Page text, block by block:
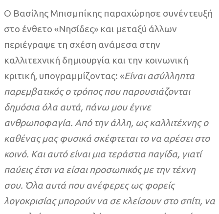
Ο Βασίλης Μπισμπίκης παραχώρησε συνέντευξή
στο ένθετο «Νησίδες» και μεταξύ άλλων
περιέγραψε τη σχέση ανάμεσα στην
καλλιτεχνική δημιουργία και την κοινωνική
κριτική, υπογραμμίζοντας: «Είναι ασύλληπτα
παρεμβατικός ο τρόπος που παρουσιάζονται
δημόσια όλα αυτά, πάνω μου έγινε
ανθρωποφαγία. Από την άλλη, ως καλλιτέχνης ο
καθένας μας φυσικά σκέφτεται το να αρέσει στο
κοινό. Και αυτό είναι μια τεράστια παγίδα, γιατί
παύεις έτσι να είσαι προσωπικός με την τέχνη
σου. Όλα αυτά που ανέφερες ως φορείς
λογοκρισίας μπορούν να σε κλείσουν στο σπίτι, να